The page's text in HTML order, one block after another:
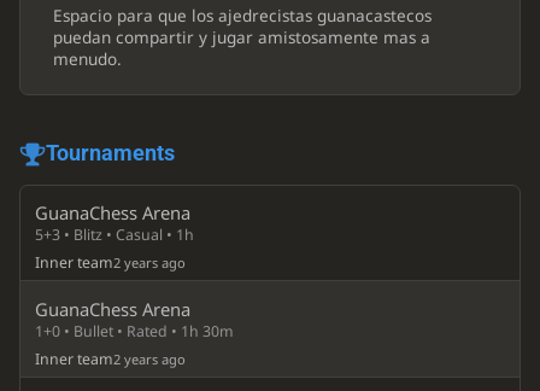
Espacio para que los ajedrecistas guanacastecos
puedan compartir y jugar amistosamente mas a
menudo.
Tournaments
GuanaChess Arena
5+3 • Blitz • Casual • 1h
Inner team2 years ago
GuanaChess Arena
1+0 • Bullet • Rated • 1h 30m
Inner team2 years ago